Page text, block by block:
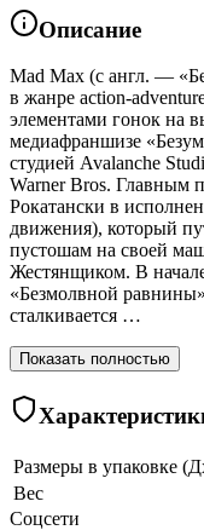
Описание
Mad Max (с англ. —
в жанре action-
элементами гонок на
медиафраншизе
студией Avalanche
Warner Bros. Главным
Рокатански в
движения), который
пустошам на своей
Жестянщиком. В
«Безмолвной
сталкивается …
Показать полностью
Размеры в упаковке
Вес
Соцсети